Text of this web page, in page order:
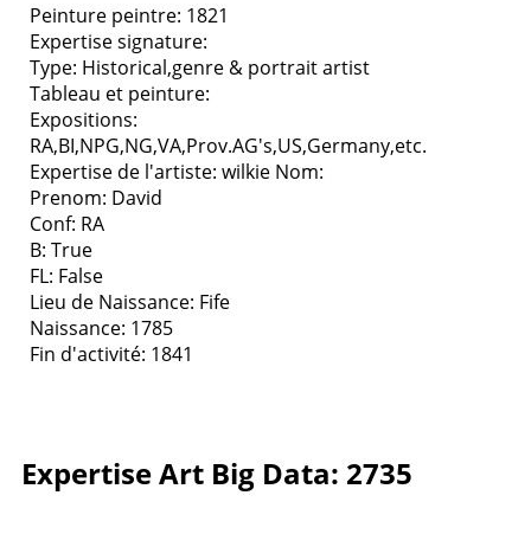
Peinture peintre: 1821
Expertise signature:
Type: Historical,genre & portrait artist
Tableau et peinture:
Expositions:
RA,BI,NPG,NG,VA,Prov.AG's,US,Germany,etc.
Expertise de l'artiste: wilkie Nom:
Prenom: David
Conf: RA
B: True
FL: False
Lieu de Naissance: Fife
Naissance: 1785
Fin d'activité: 1841
Expertise Art Big Data: 2735